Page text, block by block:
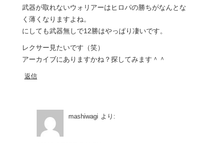
武器が取れないウォリアーはヒロパの勝ちがなんとな
く薄くなりますよね。
にしても武器無しで12勝はやっぱり凄いです。
レクサー見たいです（笑）
アーカイブにありますかね？探してみます＾＾
返信
mashiwagi より: